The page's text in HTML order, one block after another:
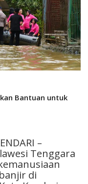
Bantuan untuk
–
Tenggara
di